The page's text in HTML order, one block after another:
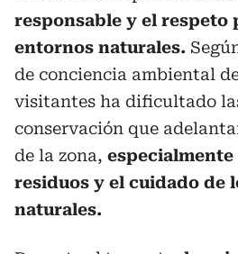
responsable y el respeto
entornos naturales.
de conciencia ambiental
visitantes ha dificultado
conservación que
de la zona, especialmente
residuos y el cuidado de
naturales.